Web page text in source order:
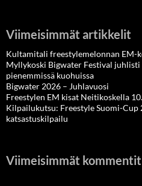
Viimeisimmät artikkelit
Kultamitali freestylemelonnan EM-
Myllykoski Bigwater Festival
pienemmissä kuohuissa
Bigwater 2026 – Juhlavuosi
Freestylen EM kisat Neitikoskella
Kilpailukutsu: Freestyle Suomi-Cup
katsastuskilpailu
Viimeisimmät kommentit